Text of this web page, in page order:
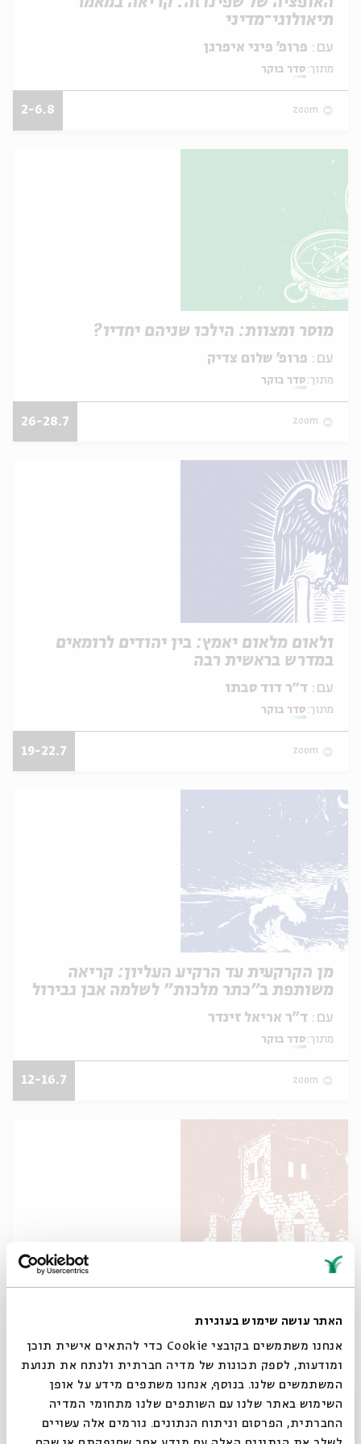
האתר עושה שימוש בעוגיות
אנחנו משתמשים בקובצי Cookie כדי להתאים אישית תוכן
ומודעות, לספק תכונות של מדיה חברתית ולנתח את תנועת
המשתמשים שלנו. בנוסף, אנחנו משתפים מידע על אופן
השימוש באתר שלנו עם השותפים שלנו מתחומי המדיה
החברתית, הפרסום וניתוח הנתונים. גורמים אלה עשויים
תיאולוגי־מדיני
עם:
מתוך: סדר בוקר
zoom
2-6.8
מוסר ומצוות: הילכו שניהם יחדיו?
עם:
מתוך: סדר בוקר
zoom
26-28.7
ולאום מלאום יאמץ: בין יהודים לרומאים
במדרש בראשית רבה
עם:
מתוך: סדר בוקר
zoom
19-22.7
מן הקרקעית עד הרקיע העליון: קריאה
משותפת ב"כתר מלכות" לשלמה אבן גבירול
עם:
מתוך: סדר בוקר
zoom
12-16.7
כהנא
עם:
מתוך: סדר בוקר
zoom
5-9.7
סגור